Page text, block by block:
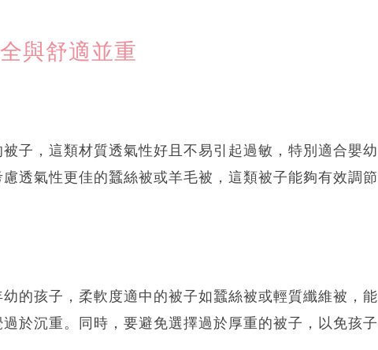
與舒適並重
子，這類材質透氣性好且不易引起過敏，特別適合嬰幼
透氣性更佳的蠶絲被或羊毛被，這類被子能夠有效調節
的孩子，柔軟度適中的被子如蠶絲被或輕質纖維被，能
於沉重。同時，要避免選擇過於厚重的被子，以免孩子